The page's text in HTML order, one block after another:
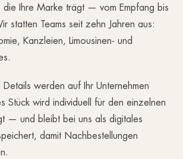
Ihre Marke trägt — vom Empfang bis
statten Teams seit zehn Jahren aus:
Kanzleien, Limousinen- und
werden auf Ihr Unternehmen
Stück wird individuell für den einzelnen
— und bleibt bei uns als digitales
damit Nachbestellungen